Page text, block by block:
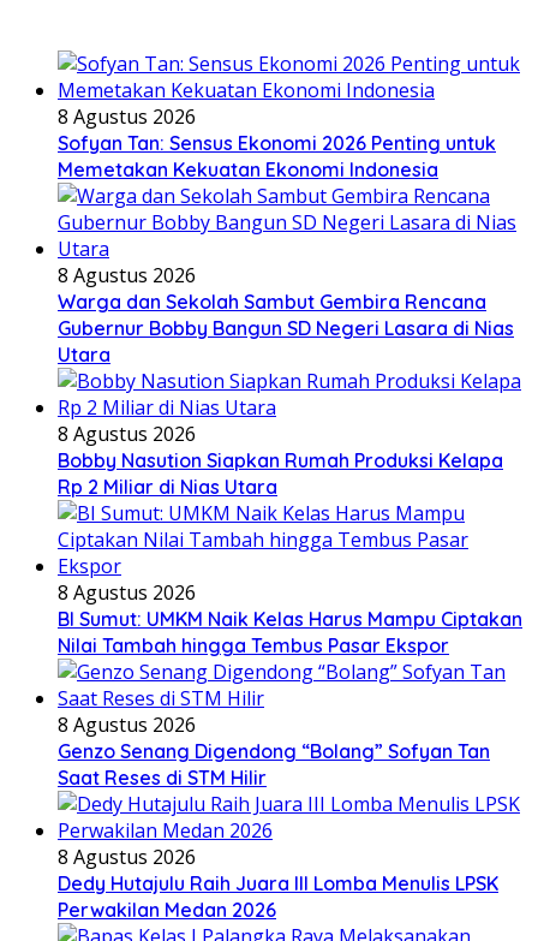
8 Agustus 2026
Sofyan Tan: Sensus Ekonomi 2026 Penting untuk
Memetakan Kekuatan Ekonomi Indonesia
8 Agustus 2026
Warga dan Sekolah Sambut Gembira Rencana
Gubernur Bobby Bangun SD Negeri Lasara di Nias
Utara
8 Agustus 2026
Bobby Nasution Siapkan Rumah Produksi Kelapa
Rp 2 Miliar di Nias Utara
8 Agustus 2026
BI Sumut: UMKM Naik Kelas Harus Mampu Ciptakan
Nilai Tambah hingga Tembus Pasar Ekspor
8 Agustus 2026
Genzo Senang Digendong “Bolang” Sofyan Tan
Saat Reses di STM Hilir
8 Agustus 2026
Dedy Hutajulu Raih Juara III Lomba Menulis LPSK
Perwakilan Medan 2026